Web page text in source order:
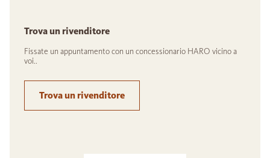
Trova un rivenditore
Fissate un appuntamento con un concessionario HARO vicino a
voi..
Trova un rivenditore